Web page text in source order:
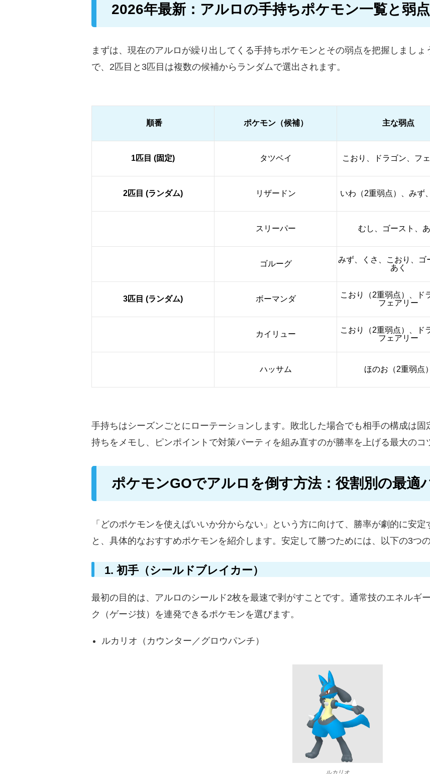
2026年最新：アルロの手持ちポケモン一覧と弱点
まずは、現在のアルロが繰り出してくる手持ちポケモンとその弱点を把握しまし
で、2匹目と3匹目は複数の候補からランダムで選出されます。
順番 ポケモン（候補） 主な弱点
1匹目 (固定) タツベイ こおり、ドラゴン、フ
2匹目 (ランダム) リザードン いわ（2重弱点）、みず
スリーパー むし、ゴースト、あ
ゴルーグ
みず、くさ、こおり、ゴ
あく
3匹目 (ランダム) ボーマンダ
こおり（2重弱点）、ド
フェアリー
カイリュー
こおり（2重弱点）、ド
フェアリー
ハッサム ほのお（2重弱点）
手持ちはシーズンごとにローテーションします。敗北した場合でも相手の構成は
持ちをメモし、ピンポイントで対策パーティを組み直すのが勝率を上げる最大のコ
ポケモンGOでアルロを倒す方法：役割別の最適
「どのポケモンを使えばいいか分からない」という方に向けて、勝率が劇的に安
と、具体的なおすすめポケモンを紹介します。安定して勝つためには、以下の3つ
1. 初手（シールドブレイカー）
最初の目的は、アルロのシールド2枚を最速で剥がすことです。通常技のエネルギ
ク（ゲージ技）を連発できるポケモンを選びます。
ルカリオ（カウンター／グロウパンチ）
ルカリオ